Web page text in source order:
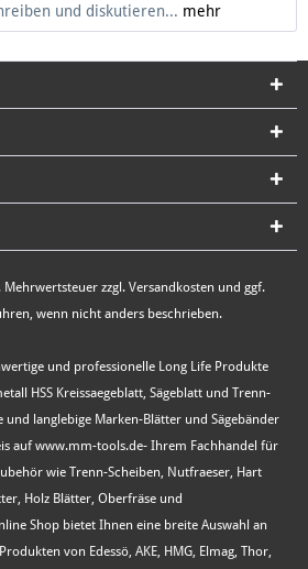
und diskutieren... mehr
Mehrwertsteuer zzgl. Versandkosten und ggf.
wenn nicht anders beschrieben.
und professionelle Long Life Produkte
HSS Kreissaegeblatt, Sägeblatt und Trenn-
und langlebige Marken-Blätter und Sägebänder
auf www.mm-tools.de- Ihrem Fachhandel für
wie Trenn-Scheiben, Nutfraeser, Hart
Holz Blätter, Oberfräse und
Shop bietet Ihnen eine breite Auswahl an
von Edessö, AKE, HMG, Elmag, Thor,